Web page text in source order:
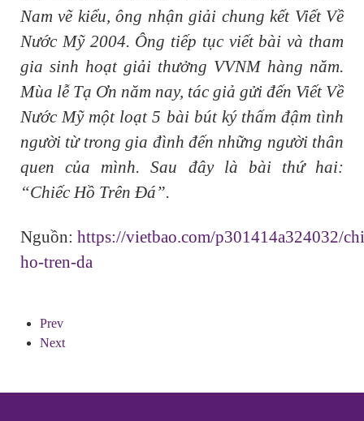
Nam vẽ kiểu, ông nhận giải chung kết Viết Về
Nước Mỹ 2004. Ông tiếp tục viết bài và tham
gia sinh hoạt giải thưởng VVNM hàng năm.
Mùa lễ Tạ Ơn năm nay, tác giả gửi đến Viết Về
Nước Mỹ một loạt 5 bài bút ký thấm đậm tình
người từ trong gia đình đến những người thân
quen của mình. Sau đây là bài thứ hai:
“Chiếc Hồ Trên Đá”.
Nguồn: https://vietbao.com/p301414a324032/
ho-tren-da
Prev
Next